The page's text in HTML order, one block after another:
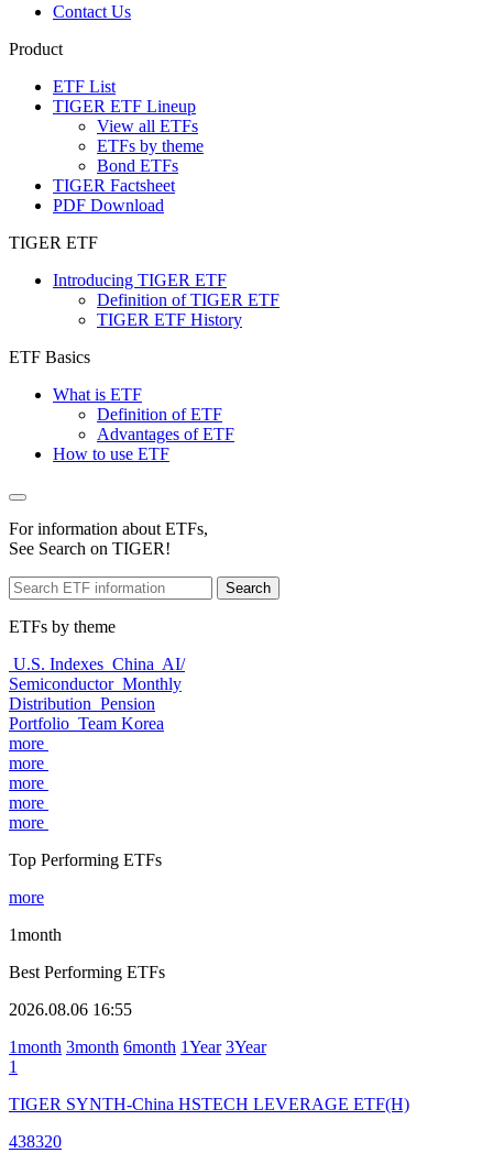
Contact Us
Product
ETF List
TIGER ETF Lineup
View all ETFs
ETFs by theme
Bond ETFs
TIGER Factsheet
PDF Download
TIGER ETF
Introducing TIGER ETF
Definition of TIGER ETF
TIGER ETF History
ETF Basics
What is ETF
Definition of ETF
Advantages of ETF
How to use ETF
For information about ETFs,
See Search on TIGER!
Search
ETFs by theme
U.S. Indexes China AI/
Semiconductor Monthly
Distribution Pension
Portfolio Team Korea
more
more
more
more
more
Top Performing ETFs
more
1month
Best Performing ETFs
2026.08.06 16:55
1month 3month 6month 1Year 3Year
1
TIGER SYNTH-China HSTECH LEVERAGE ETF(H)
438320